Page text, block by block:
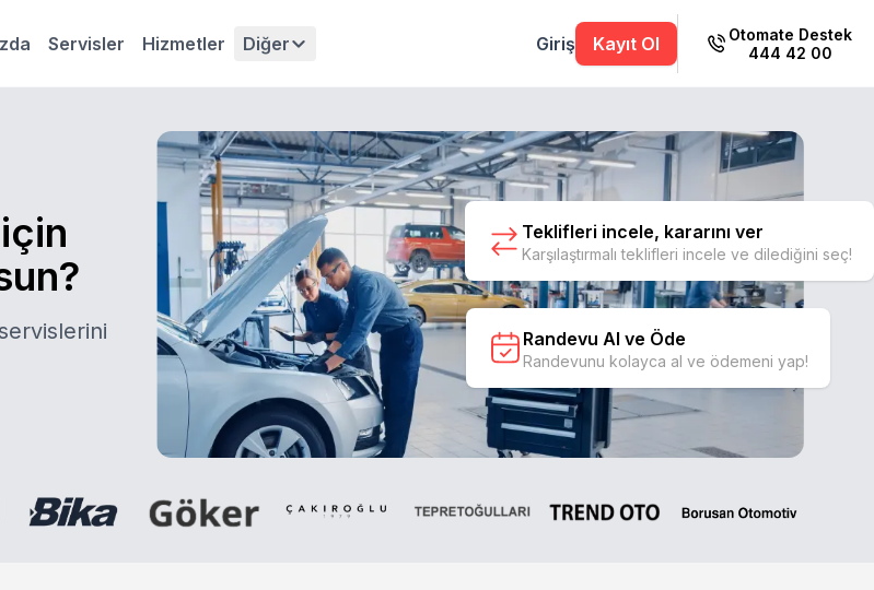
Servisler Hizmetler Diğer Giriş Kayıt Ol
Otomate Destek
444 42 00
için
Teklifleri incele, kararını ver
Karşılaştırmalı teklifleri incele ve dilediğini seç!
Randevu Al ve Öde
Randevunu kolayca al ve ödemeni yap!